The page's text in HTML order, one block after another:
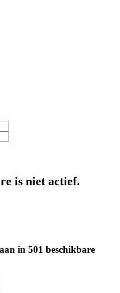
is niet actief.
in 501 beschikbare